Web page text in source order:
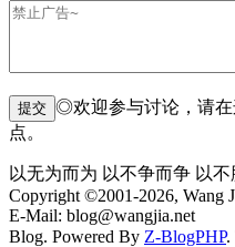
◎欢迎参与讨论，请
点。
以无为而为 以不争而争 以
Copyright ©2001-2026, Wang
E-Mail: blog@wangjia.net
Blog. Powered By Z-BlogPHP.